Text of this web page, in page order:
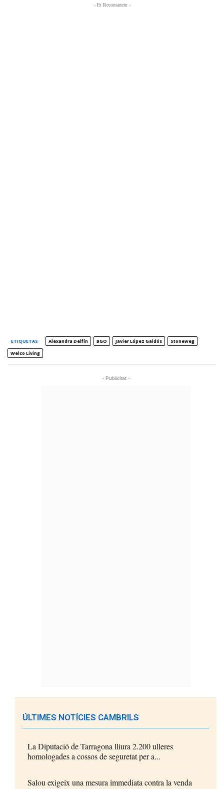
- Et Recomanem -
ETIQUETAS Alexandra Delfín BGO Javier López Galdós
Stoneweg
Welco Living
- Publicitat -
ÚLTIMES NOTÍCIES CAMBRILS
La Diputació de Tarragona lliura 2.200 ulleres
homologades a cossos de seguretat per a...
Salou exigeix una mesura immediata contra la venda